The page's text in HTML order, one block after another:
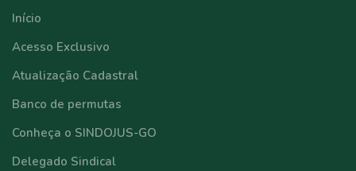
Início
Acesso Exclusivo
Atualização Cadastral
Banco de permutas
Conheça o SINDOJUS-GO
Delegado Sindical